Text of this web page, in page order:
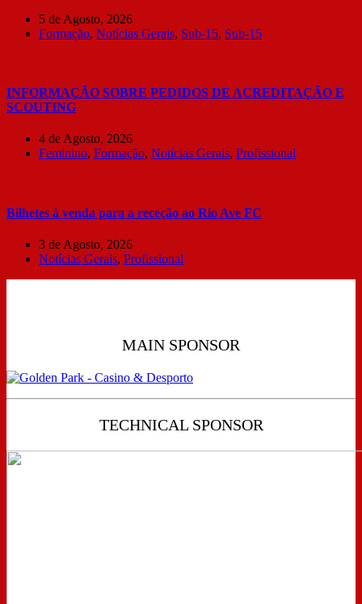
5 de Agosto, 2026
Formação, Notícias Gerais, Sub-15, Sub-15
INFORMAÇÃO SOBRE PEDIDOS DE ACREDITAÇÃO E
SCOUTING
4 de Agosto, 2026
Feminino, Formação, Notícias Gerais, Profissional
Bilhetes à venda para a receção ao Rio Ave FC
3 de Agosto, 2026
Notícias Gerais, Profissional
MAIN SPONSOR
TECHNICAL SPONSOR